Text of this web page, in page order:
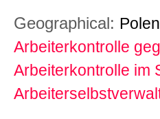
Geographical: Polen
Arbeiterkontrolle
Arbeiterkontrolle im